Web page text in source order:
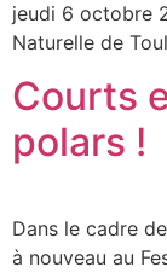
jeudi 6 octobre
Naturelle de
Courts
polars !
Dans le cadre
à nouveau au